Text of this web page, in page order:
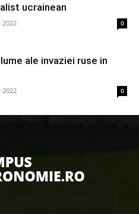
ucrainean
2022 0
ale invaziei ruse in
2022 0